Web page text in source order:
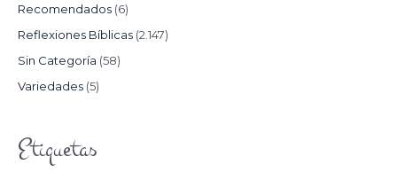
Recomendados (6)
Reflexiones Bíblicas (2.147)
Sin Categoría (58)
Variedades (5)
Etiquetas